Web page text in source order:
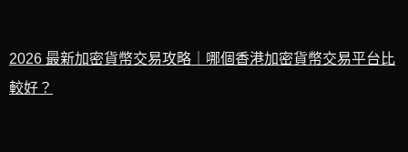
2026 最新加密貨幣交易攻略｜哪個香港加密貨幣交易平台比
較好？